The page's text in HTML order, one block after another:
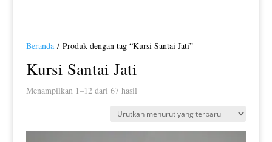
Beranda/ Produk dengan tag “Kursi Santai Jati”
Kursi Santai Jati
Menampilkan 1–12 dari 67 hasilDiurutkan
yang
terbaru